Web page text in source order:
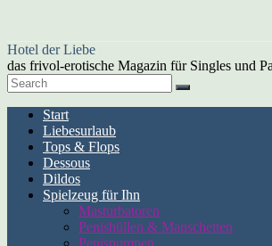
Hotel der Liebe
das frivol-erotische Magazin für Singles und
Start
Liebesurlaub
Tops & Flops
Dessous
Dildos
Spielzeug für Ihn
Masturbatoren
Penishüllen & Manschetten
Penispumpen